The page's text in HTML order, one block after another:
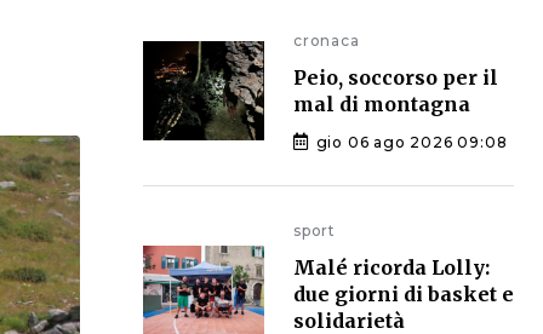
cronaca
Peio, soccorso per il
mal di montagna
gio 06 ago 2026 09:08
sport
Malé ricorda Lolly:
due giorni di basket e
solidarietà